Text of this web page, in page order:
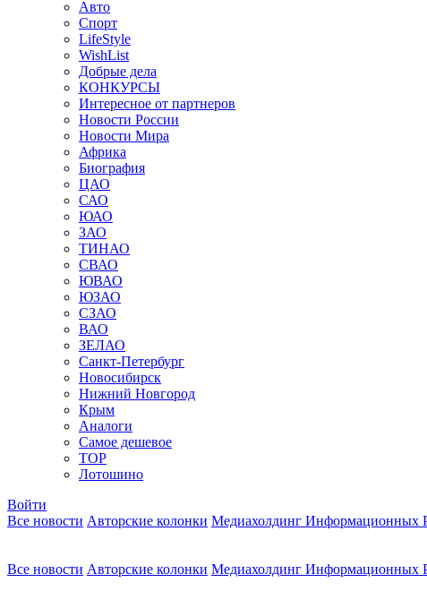
Авто
Спорт
LifeStyle
WishList
Добрые дела
КОНКУРСЫ
Интересное от партнеров
Новости России
Новости Мира
Африка
Биография
ЦАО
САО
ЮАО
ЗАО
ТИНАО
СВАО
ЮВАО
ЮЗАО
СЗАО
ВАО
ЗЕЛАО
Санкт-Петербург
Новосибирск
Нижний Новгород
Крым
Аналоги
Самое дешевое
TOP
Лотошино
Войти
Все новости Авторские колонки Медиахолдинг Информационных
Все новости Авторские колонки Медиахолдинг Информационных